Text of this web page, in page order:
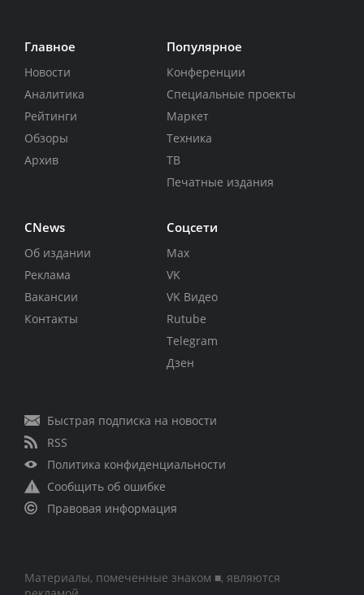
Главное
Новости
Аналитика
Рейтинги
Обзоры
Архив
Популярное
Конференции
Специальные проекты
Маркет
Техника
ТВ
Печатные издания
CNews
Об издании
Реклама
Вакансии
Контакты
Соцсети
Max
VK
VK Видео
Rutube
Telegram
Дзен
Быстрая подписка на новости
RSS
Политика конфиденциальности
Сообщить об ошибке
Правовая информация
Материалы, помеченные знаком ■, являются